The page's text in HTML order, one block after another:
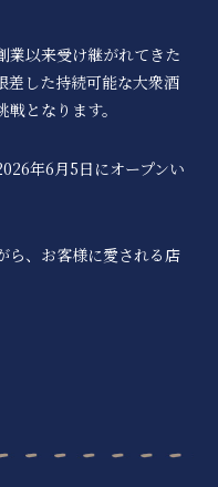
業以来受け継がれてきた
差した持続可能な大衆酒
となります。
年6月5日にオープンい
ら、お客様に愛される店